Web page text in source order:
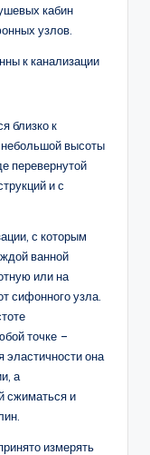
кабин
узлов.
близко к
высоты
перевернутой
и с
с которым
ванной
или на
сифонного узла.
точке –
эластичности она
а
сжиматься и
измерять